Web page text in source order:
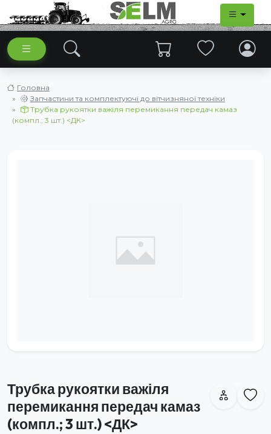
Головна
Запчастини та комплектуючі до вітчизняної техніки
Трубка рукоятки важіля перемикання передач камаз
(компл.; 3 шт.) <ДК>
Трубка рукоятки важіля
перемикання передач камаз
(компл.; 3 шт.) <ДК>